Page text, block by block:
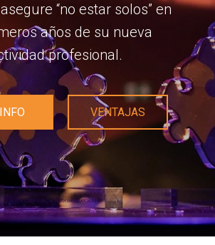
“no estar solos” en
años de su nueva
profesional.
VENTAJAS